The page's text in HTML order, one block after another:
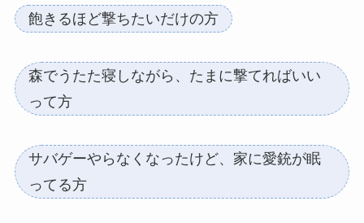
飽きるほど撃ちたいだけの方
森でうたた寝しながら、たまに撃てればいい
って方
サバゲーやらなくなったけど、家に愛銃が眠
ってる方